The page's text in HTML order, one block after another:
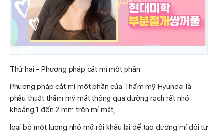
Thứ hai - Phương pháp cắt mí một phần
Phương pháp cắt mí một phần của Thẩm mỹ Hyundai là
phẫu thuật thẩm mỹ mắt thông qua đường rạch rất nhỏ
khoảng 1 đến 2 mm trên mí mắt,
loại bỏ một lượng nhỏ mỡ rồi khâu lại để tạo đường mí đôi tự